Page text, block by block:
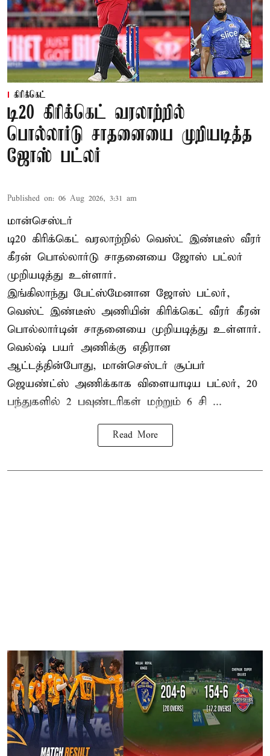
கிரிக்கெட்
டி20 கிரிக்கெட் வரலாற்றில்
பொல்லார்டு சாதனையை முறியடித்த
ஜோஸ் பட்லர்
Published on: 06 Aug 2026, 3:31 am
மான்செஸ்டர்
டி20 கிரிக்கெட் வரலாற்றில் வெஸ்ட் இண்டீஸ் வீரர்
கீரன் பொல்லார்டு சாதனையை ஜோஸ் பட்லர்
முறியடித்து உள்ளார்.
இங்கிலாந்து பேட்ஸ்மேனான ஜோஸ் பட்லர்,
வெஸ்ட் இண்டீஸ் அணியின் கிரிக்கெட் வீரர் கீரன்
பொல்லார்டின் சாதனையை முறியடித்து உள்ளார்.
வெல்ஷ் பயர் அணிக்கு எதிரான
ஆட்டத்தின்போது, மான்செஸ்டர் சூப்பர்
ஜெயண்ட்ஸ் அணிக்காக விளையாடிய பட்லர், 20
பந்துகளில் 2 பவுண்டரிகள் மற்றும் 6 சி ...
Read More